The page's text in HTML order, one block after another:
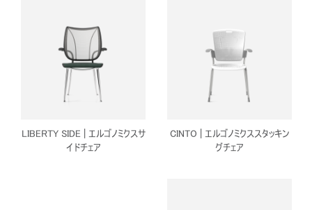
LIBERTY SIDE | エルゴノミクスサ
イドチェア
CINTO | エルゴノミクススタッキン
グチェア